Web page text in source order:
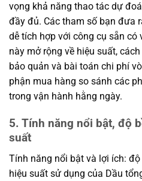
vọng khả năng thao tác dự
đầy đủ. Các tham số bạn đưa
dễ tích hợp với công cụ sẵn có
này mở rộng về hiệu suất,
bảo quản và bài toán chi phí
phận mua hàng so sánh các
trong vận hành hằng ngày.
5. Tính năng nổi bật, độ
suất
Tính năng nổi bật và lợi ích:
hiệu suất sử dụng của Dầu